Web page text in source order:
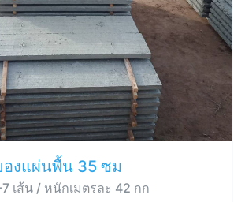
องแผ่นพื้น 35 ซม
เส้น / หนักเมตรละ 42 กก